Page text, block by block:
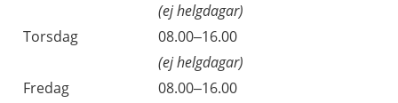
(ej helgdagar)
Torsdag
08.00–16.00
(ej helgdagar)
Fredag
08.00–16.00